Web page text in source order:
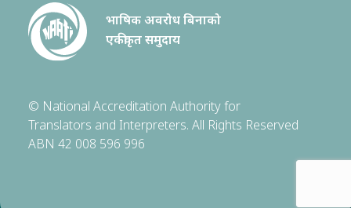
भाषिक अवरोध बिनाको
एकीकृत समुदाय
© National Accreditation Authority for
Translators and Interpreters. All Rights Reserved
ABN 42 008 596 996